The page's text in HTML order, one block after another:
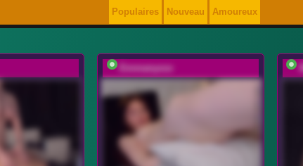
Populaires Nouveau Amoureux
Emmanyxxx